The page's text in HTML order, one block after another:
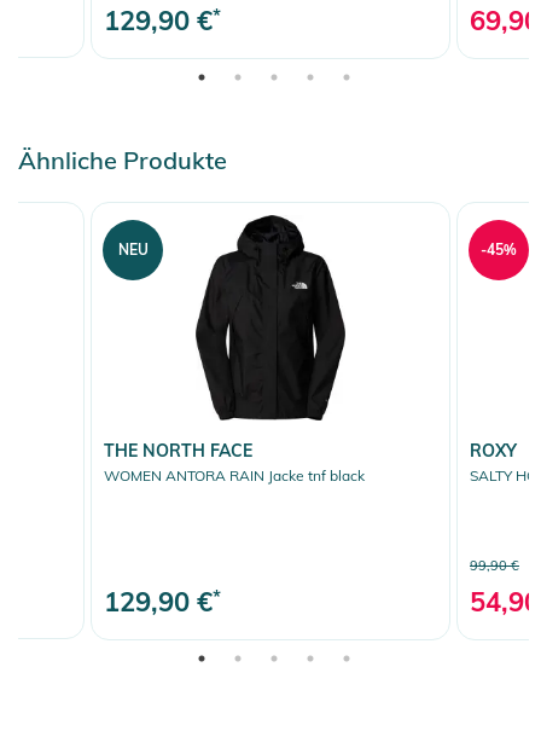
129,90 €*
Ähnliche Produkte
THE NORTH FACE
WOMEN ANTORA RAIN Jacke tnf black
129,90 €*
NEU
ROXY
SALTY
99,90 €
-45%